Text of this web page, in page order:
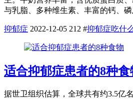
与乳脂、多种维生素、丰富的钙、
抑郁症 2022-12-05 212 #抑郁症吃什
适合抑郁症患者的8种食
据世卫组织估算，全球共有约3.5亿